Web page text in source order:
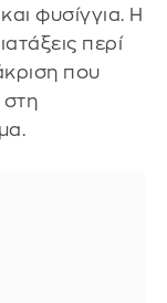
φυσίγγια. Η
περί
που
στη